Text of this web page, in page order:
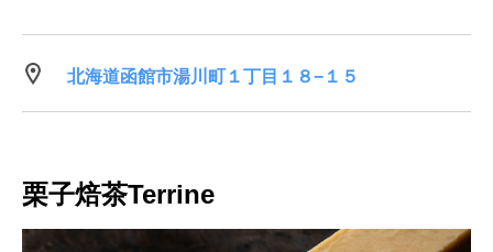
北海道函館市湯川町１丁目１８−１５
栗子焙茶Terrine